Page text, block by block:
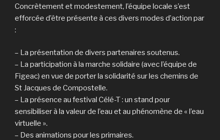
Concrètement et modestement, l’équipe locale s’est
efforcée d’être présente à ces divers modes d’action par
:
– La présentation de divers partenaires soutenus.
– La participation à la marche solidaire (avec l’équipe de
Figeac) en vue de porter la solidarité sur les chemins de
St Jacques de Compostelle.
– La présence au festival Célé-T : un stand pour
sensibiliser à la valeur de l’eau et au phénomène de « l’eau
virtuelle ».
– Des animations pour les primaires.